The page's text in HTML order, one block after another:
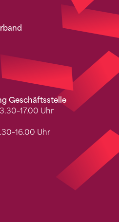
Geschäftsstelle
Uhr
Uhr